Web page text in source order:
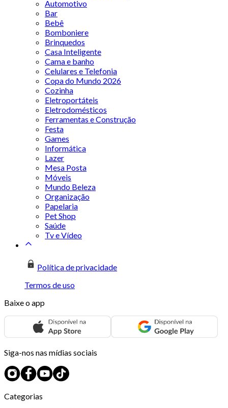
Automotivo
Bar
Bebê
Bomboniere
Brinquedos
Casa Inteligente
Cama e banho
Celulares e Telefonia
Copa do Mundo 2026
Cozinha
Eletroportáteis
Eletrodomésticos
Ferramentas e Construção
Festa
Games
Informática
Lazer
Mesa Posta
Móveis
Mundo Beleza
Organização
Papelaria
Pet Shop
Saúde
Tv e Vídeo
Política de privacidade
Termos de uso
Baixe o app
Siga-nos nas mídias sociais
Categorias